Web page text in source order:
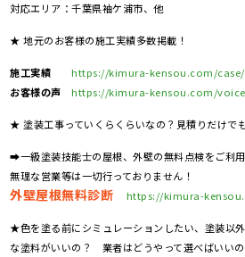
対応エリア：千葉県袖ケ浦市、他
★ 地元のお客様の施工実績多数掲載！
施工実績
https://kimura-kensou.com/case/
お客様の声
https://kimura-kensou.com/
★ 塗装工事っていくらくらいなの？見積りだけで
➡一級塗装技能士の屋根、外壁の無料点検をご利用
無理な営業等は一切行っておりません！
外壁屋根無料診断 https://kimura-
★色を塗る前にシミュレーションしたい、塗装
な塗料がいいの？ 業者はどうやって選べばいいの